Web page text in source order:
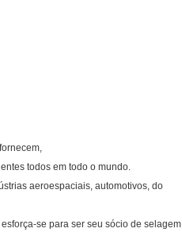
todos em todo o mundo.
aeroespaciais, automotivos, do
se para ser seu sócio de selagem